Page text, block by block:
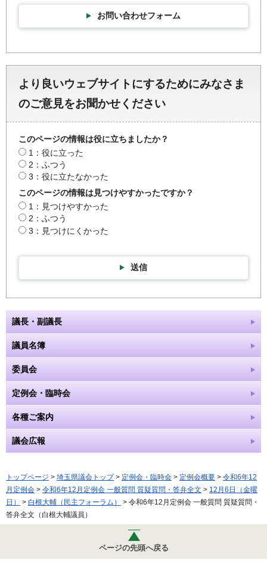
お問い合わせフォーム
より良いウェブサイトにするためにみなさま
のご意見をお聞かせください
このページの情報は役に立ちましたか？
1：役に立った
2：ふつう
3：役に立たなかった
このページの情報は見つけやすかったですか？
1：見つけやすかった
2：ふつう
3：見つけにくかった
送信
議長・副議長
議員名簿
委員会
定例会・臨時会
各種ご案内
議会広報
トップページ > 埼玉県議会トップ> 定例会・臨時会 > 定例会概要 > 令和6年12
月定例会 > 令和6年12月定例会 一般質問 質疑質問・答弁全文 > 12月6日（金曜
日）
> 白根大輔（民主フォーラム）
> 令和6年12月定例会 一般質問 質疑質問・
答弁全文（白根大輔議員）
ページの先頭へ戻る